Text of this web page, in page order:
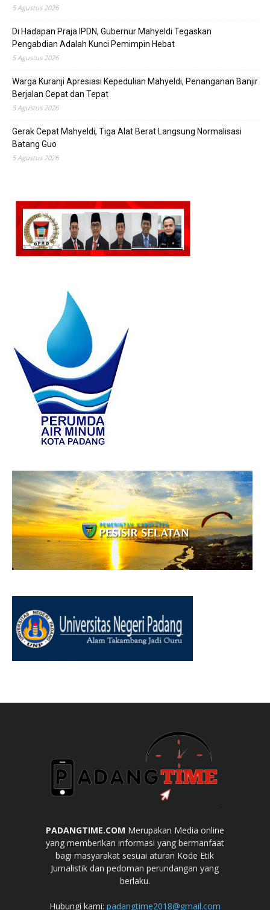
5 Agustus 2026
Di Hadapan Praja IPDN, Gubernur Mahyeldi Tegaskan
Pengabdian Adalah Kunci Pemimpin Hebat
5 Agustus 2026
Warga Kuranji Apresiasi Kepedulian Mahyeldi, Penanganan Banjir
Berjalan Cepat dan Tepat
5 Agustus 2026
Gerak Cepat Mahyeldi, Tiga Alat Berat Langsung Normalisasi
Batang Guo
5 Agustus 2026
PADANGTIME.COM Merupakan Media online
yang memberikan informasi yang bermanfaat
bagi masyarakat sesuai aturan Kode Etik
Jurnalistik dan pedoman perundangan yang
berlaku.
Hubungi kami: padangtime2018@gmail.com